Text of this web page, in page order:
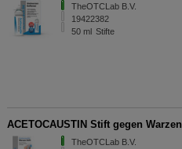
TheOTCLab B.V.
19422382
50 ml Stifte
ACETOCAUSTIN Stift gegen Warzen
TheOTCLab B.V.